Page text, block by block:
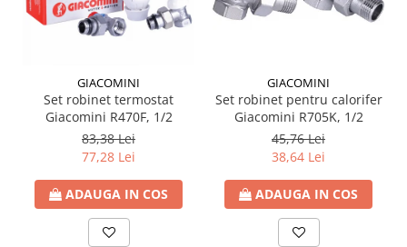
GIACOMINI
Set robinet termostat
Giacomini R470F, 1/2
83,38 Lei
77,28 Lei
ADAUGA IN COS
GIACOMINI
Set robinet pentru calorifer
Giacomini R705K, 1/2
45,76 Lei
38,64 Lei
ADAUGA IN COS